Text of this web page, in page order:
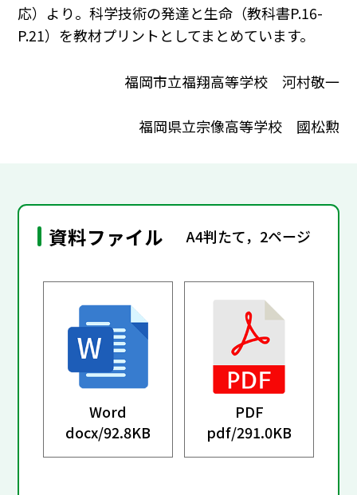
応）より。科学技術の発達と生命（教科書P.16-
P.21）を教材プリントとしてまとめています。
福岡市立福翔高等学校 河村敬一
福岡県立宗像高等学校 國松勲
資料ファイル A4判たて，2ページ
Word
docx/92.8KB
PDF
pdf/291.0KB